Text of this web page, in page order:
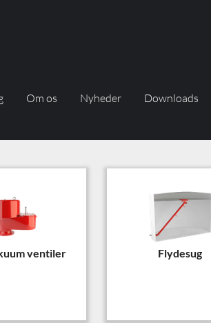
Om os Nyheder Downloads
ventiler Flydesug